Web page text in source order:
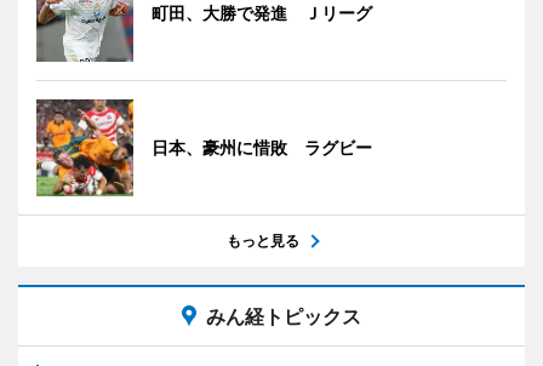
町田、大勝で発進 Ｊリーグ
日本、豪州に惜敗 ラグビー
もっと見る
みん経トピックス